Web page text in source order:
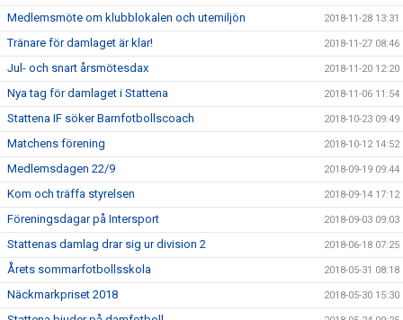
Medlemsmöte om klubblokalen och utemiljön 2018-11-28 13:31
Tränare för damlaget är klar! 2018-11-27 08:46
Jul- och snart årsmötesdax 2018-11-20 12:20
Nya tag för damlaget i Stattena 2018-11-06 11:54
Stattena IF söker Barnfotbollscoach 2018-10-23 09:49
Matchens förening 2018-10-12 14:52
Medlemsdagen 22/9 2018-09-19 09:44
Kom och träffa styrelsen 2018-09-14 17:12
Föreningsdagar på Intersport 2018-09-03 09:03
Stattenas damlag drar sig ur division 2 2018-06-18 07:25
Årets sommarfotbollsskola 2018-05-31 08:18
Näckmarkpriset 2018 2018-05-30 15:30